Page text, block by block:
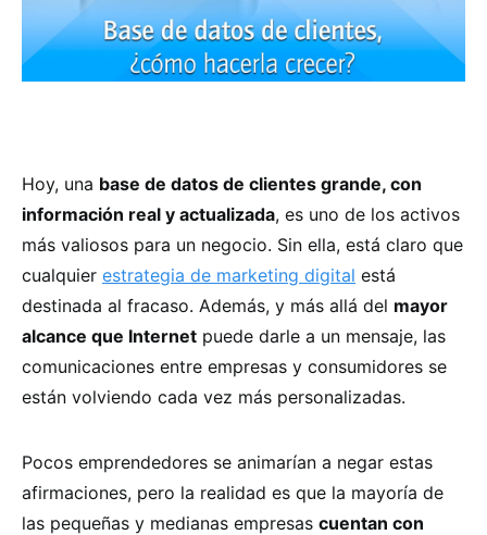
Hoy, una base de datos de clientes grande, con
información real y actualizada, es uno de los activos
más valiosos para un negocio. Sin ella, está claro que
cualquier estrategia de marketing digital está
destinada al fracaso. Además, y más allá del mayor
alcance que Internet puede darle a un mensaje, las
comunicaciones entre empresas y consumidores se
están volviendo cada vez más personalizadas.
Pocos emprendedores se animarían a negar estas
afirmaciones, pero la realidad es que la mayoría de
las pequeñas y medianas empresas cuentan con